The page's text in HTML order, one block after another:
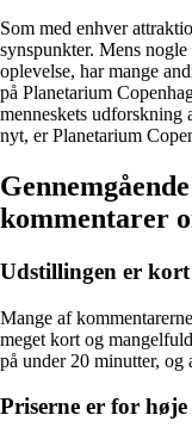
Som med enhver
synspunkter. Mens
oplevelse, har mange
på Planetarium
menneskets udforskning
nyt, er Planetarium
kommentarer
Udstillingen er
Mange af
meget kort og
på under 20 minutter, og
Priserne er for